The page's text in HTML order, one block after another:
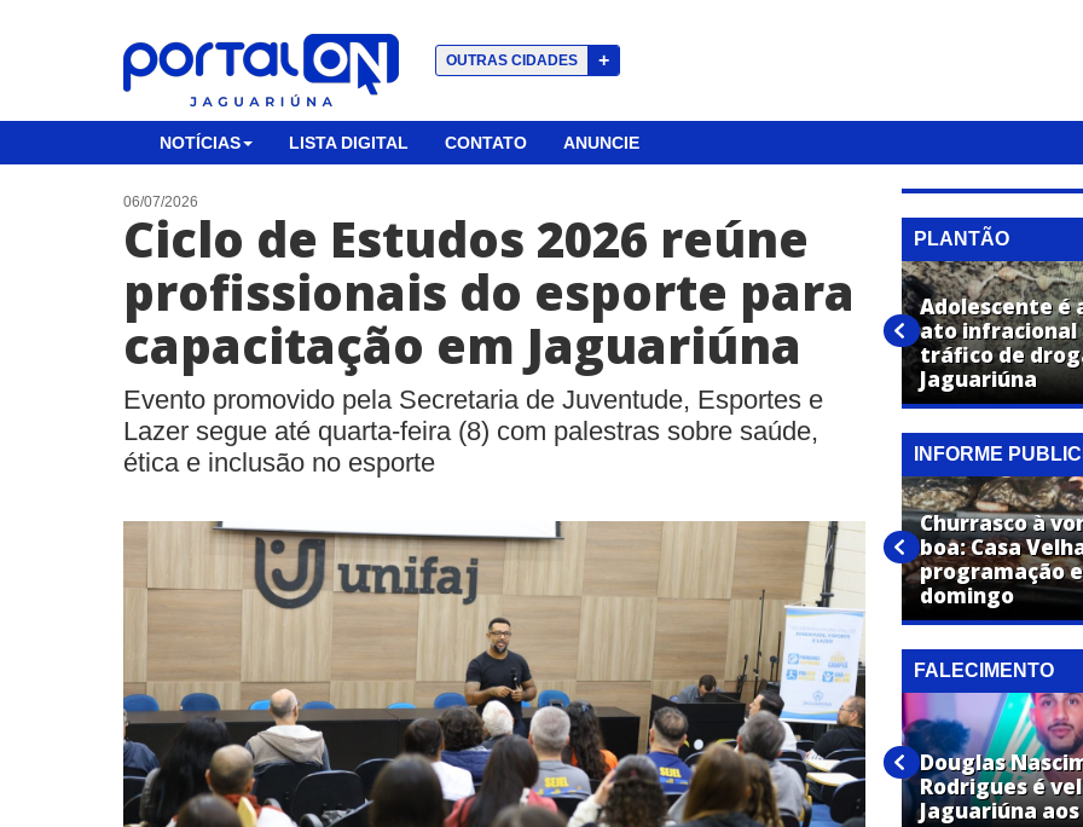
OUTRAS CIDADES +
NOTÍCIAS LISTA DIGITAL CONTATO ANUNCIE
06/07/2026
Ciclo de Estudos 2026 reúne
profissionais do esporte para
capacitação em Jaguariúna
Evento promovido pela Secretaria de Juventude, Esportes e
Lazer segue até quarta-feira (8) com palestras sobre saúde,
ética e inclusão no esporte
PLANTÃO
“Passou mal e caiu no rio”,
relata declarante sobre
homem que morreu afogado
no Rio Atibaia, em Jaguariúna
Adolescente é
ato infracional
tráfico de
Jaguariúna
INFORME
É nesta sexta! Farmácia Super
Popular inaugura em
Jaguariúna com festa, brindes
e ofertas imperdíveis
Churrasco à
boa: Casa
programação
domingo
FALECIMENTO
José Maria Toledo de Moraes
é velado em Jaguariúna aos 87
anos
Douglas
Rodrigues é
Jaguariúna aos